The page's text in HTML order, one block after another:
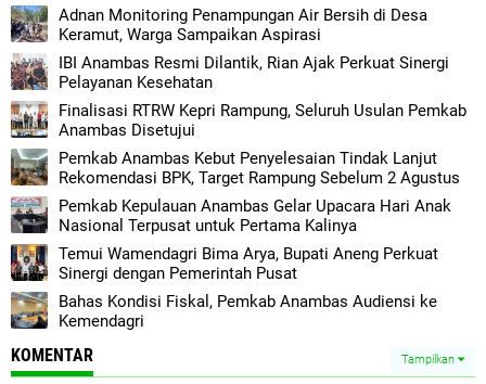
Adnan Monitoring Penampungan Air Bersih di Desa
Keramut, Warga Sampaikan Aspirasi
IBI Anambas Resmi Dilantik, Rian Ajak Perkuat Sinergi
Pelayanan Kesehatan
Finalisasi RTRW Kepri Rampung, Seluruh Usulan Pemkab
Anambas Disetujui
Pemkab Anambas Kebut Penyelesaian Tindak Lanjut
Rekomendasi BPK, Target Rampung Sebelum 2 Agustus
Pemkab Kepulauan Anambas Gelar Upacara Hari Anak
Nasional Terpusat untuk Pertama Kalinya
Temui Wamendagri Bima Arya, Bupati Aneng Perkuat
Sinergi dengan Pemerintah Pusat
Bahas Kondisi Fiskal, Pemkab Anambas Audiensi ke
Kemendagri
KOMENTAR Tampilkan